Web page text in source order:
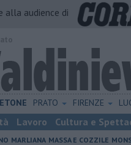
alla audience di
PRATO FIRENZE
Lavoro Cultura e
MARLIANA MASSA E COZZILE